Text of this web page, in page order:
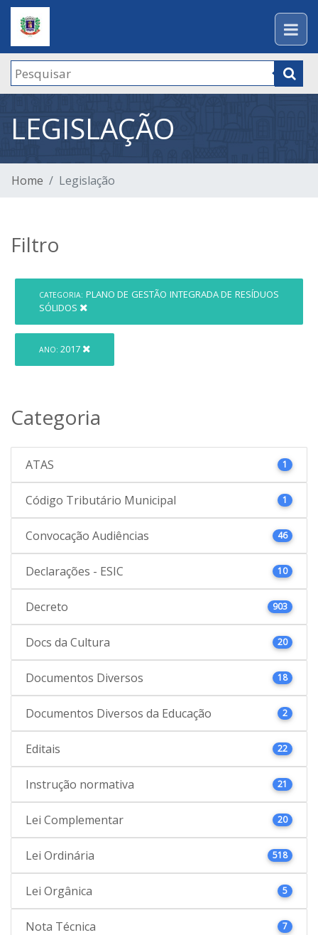
LEGISLAÇÃO
Home Legislação
Filtro
CATEGORIA: PLANO DE GESTÃO INTEGRADA DE RESÍDUOS
SÓLIDOS
ANO: 2017
Categoria
ATAS 1
Código Tributário Municipal 1
Convocação Audiências 46
Declarações - ESIC 10
Decreto 903
Docs da Cultura 20
Documentos Diversos 18
Documentos Diversos da Educação 2
Editais 22
Instrução normativa 21
Lei Complementar 20
Lei Ordinária 518
Lei Orgânica 5
Nota Técnica 7